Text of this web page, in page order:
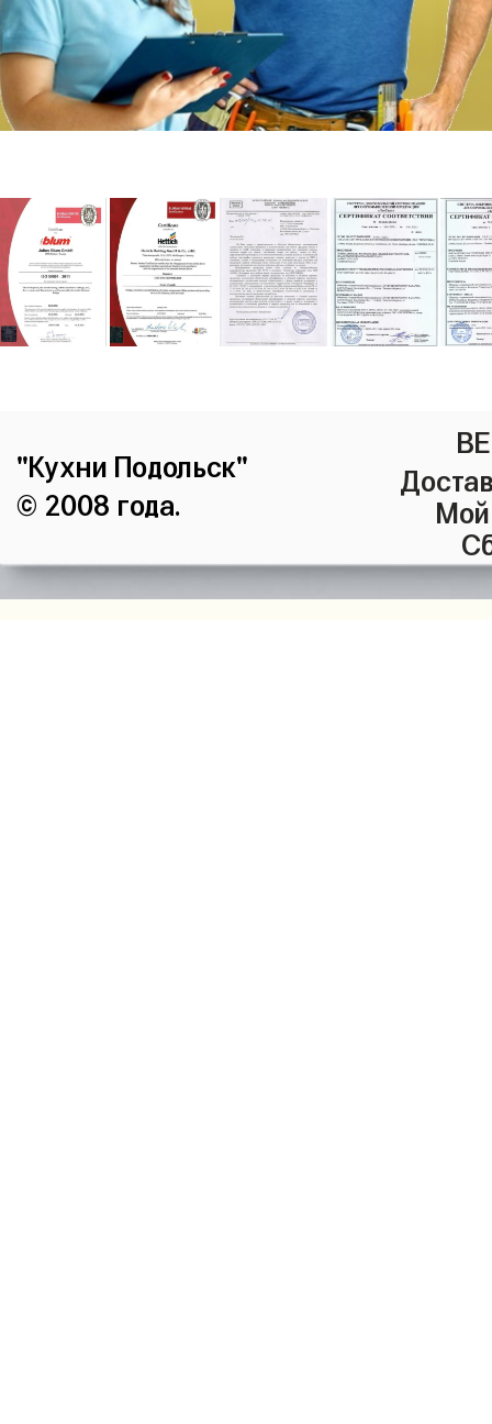
"Кухни Подольск"
© 2008 года.